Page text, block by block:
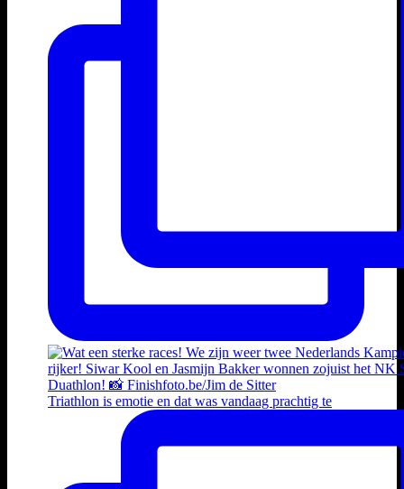
Triathlon is emotie en dat was vandaag prachtig te